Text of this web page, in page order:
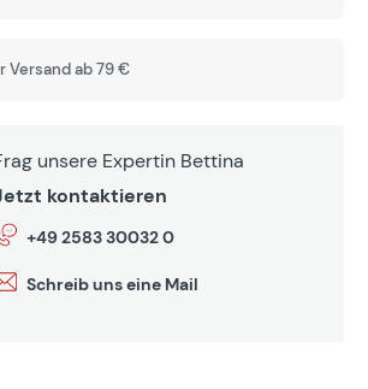
Versand ab 79 €
unsere Expertin Bettina
kontaktieren
+49 2583 30032 0
Schreib uns eine Mail